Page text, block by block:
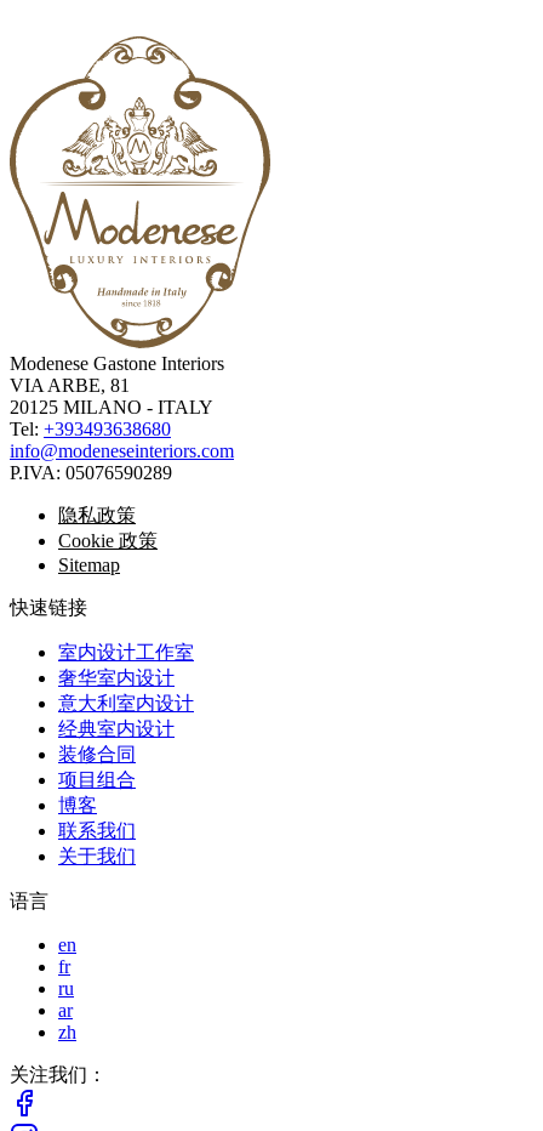
Modenese Gastone Interiors
VIA ARBE, 81
20125 MILANO - ITALY
Tel: +393493638680
info@modeneseinteriors.com
P.IVA: 05076590289
隐私政策
Cookie 政策
Sitemap
快速链接
室内设计工作室
奢华室内设计
意大利室内设计
经典室内设计
装修合同
项目组合
博客
联系我们
关于我们
语言
en
fr
ru
ar
zh
关注我们：